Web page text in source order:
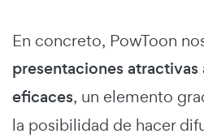
En concreto, PowToon
presentaciones atractivas
eficaces, un elemento
la posibilidad de hacer